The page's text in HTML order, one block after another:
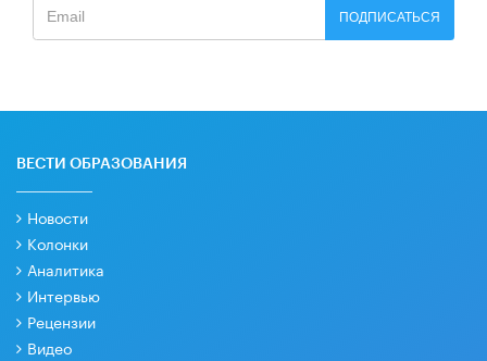
ПОДПИСАТЬСЯ
ВЕСТИ ОБРАЗОВАНИЯ
Новости
Колонки
Аналитика
Интервью
Рецензии
Видео